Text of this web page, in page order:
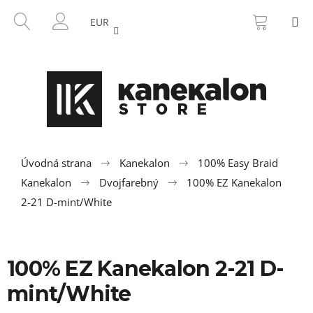
HĽADAŤ
PRIHLÁSENIE
EUR KOŠÍK
Úvodná strana Kanekalon
100% Easy Braid
Kanekalon
Dvojfarebný
100% EZ Kanekalon
2-21 D-mint/White
100% EZ Kanekalon 2-21 D-
mint/White
SPÄŤ
SPÄŤ
e
b
e
t
e